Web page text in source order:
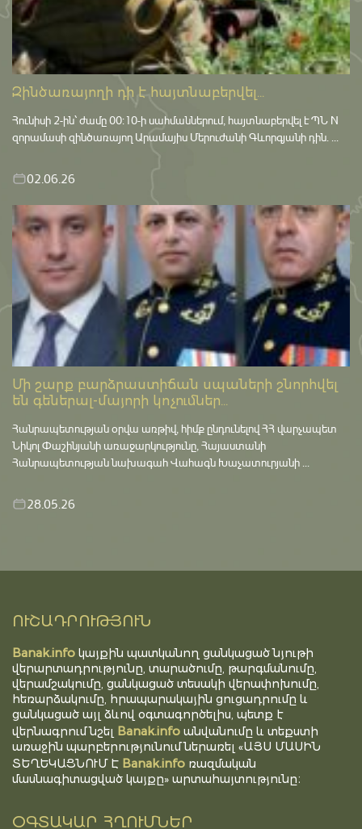
Զինծառայողի դի է հայտնաբերվել...
Հունիսի 2-ին՝ ժամը 00:10-ի սահմաններում, հայտնաբերվել է ՊՆ N
զորամասի զինծառայող Արամայիս Մերուժանի Գևորգյանի դին. ...
02.06.26
Մի շարք բարձրաստիճան սպաների շնորհվել
են գեներալ-մայորի կոչումներ...
Հանրապետության օրվա առթիվ, հիմք ընդունելով ՀՀ վարչապետ
Նիկոլ Փաշինյանի առաջարկությունը, Հայաստանի
Հանրապետության նախագահ Վահագն Խաչատուրյանի ...
28.05.26
ՈՒՇԱԴՐՈՒԹՅՈՒՆ
Banak.info կայքին պատկանող ցանկացած նյութի
վերարտադրությունը, տարածումը, թարգմանումը,
վերամշակումը, ցանկացած տեսակի վերափոխումը,
հեռարձակումը, հրապարակային ցուցադրումը և
ցանկացած այլ ձևով օգտագործելիս, պետք է
վերնագրում նշել Banak.info անվանումը և տեքստի
առաջին պարբերությունում ներառել «ԱՅՍ ՄԱՍԻՆ
ՏԵՂԵԿԱՑՆՈՒՄ Է Banak.info ռազմական
մասնագիտացված կայքը» արտահայտությունը։
ՕԳՏԱԿԱՐ ՀՂՈՒՄՆԵՐ